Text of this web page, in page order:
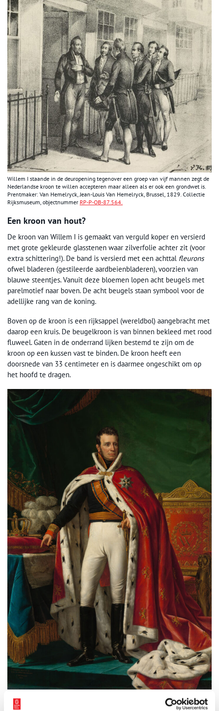
Willem I staande in de deuropening tegenover een groep van vijf mannen zegt de
Nederlandse kroon te willen accepteren maar alleen als er ook een grondwet is.
Prentmaker: Van Hemelryck, Jean-Louis Van Hemelryck, Brussel, 1829. Collectie
Rijksmuseum, objectnummer RP-P-OB-87.564.
Een kroon van hout?
De kroon van Willem I is gemaakt van verguld koper en versierd
met grote gekleurde glasstenen waar zilverfolie achter zit (voor
extra schittering!). De band is versierd met een achttal fleurons
ofwel bladeren (gestileerde aardbeienbladeren), voorzien van
blauwe steentjes. Vanuit deze bloemen lopen acht beugels met
parelmotief naar boven. De acht beugels staan symbool voor de
adellijke rang van de koning.
Boven op de kroon is een rijksappel (wereldbol) aangebracht met
daarop een kruis. De beugelkroon is van binnen bekleed met rood
fluweel. Gaten in de onderrand lijken bestemd te zijn om de
kroon op een kussen vast te binden. De kroon heeft een
doorsnede van 33 centimeter en is daarmee ongeschikt om op
het hoofd te dragen.
scepter. Schilder: Joseph Paelinck, 1819. Collectie Rijksmuseum, objectnummer: